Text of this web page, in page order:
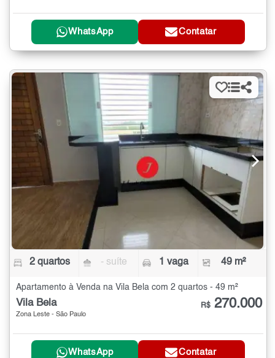
WhatsApp Contatar
2 quartos - suíte 1 vaga 49 m²
Apartamento à Venda na Vila Bela com 2 quartos - 49 m²
Vila Bela
Zona Leste - São Paulo
R$ 270.000
WhatsApp Contatar